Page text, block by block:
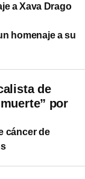
a Xava Drago
homenaje a su
de
por
cáncer de